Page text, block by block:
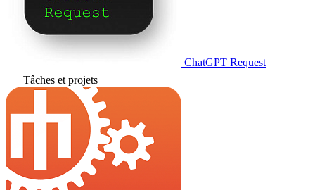
ChatGPT Request
Tâches et projets